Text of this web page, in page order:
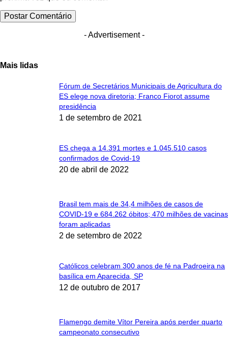
- Advertisement -
Mais lidas
Fórum de Secretários Municipais de Agricultura do
ES elege nova diretoria; Franco Fiorot assume
presidência
1 de setembro de 2021
ES chega a 14.391 mortes e 1.045.510 casos
confirmados de Covid-19
20 de abril de 2022
Brasil tem mais de 34,4 milhões de casos de
COVID-19 e 684.262 óbitos; 470 milhões de vacinas
foram aplicadas
2 de setembro de 2022
Católicos celebram 300 anos de fé na Padroeira na
basílica em Aparecida, SP
12 de outubro de 2017
Flamengo demite Vítor Pereira após perder quarto
campeonato consecutivo